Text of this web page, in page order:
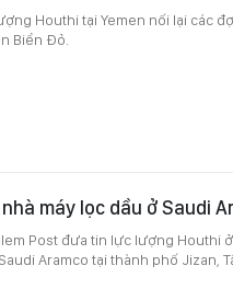
Houthi tại Yemen nối lại các
Biển Đỏ.
máy lọc dầu ở Saudi
Post đưa tin lực lượng Houthi
Aramco tại thành phố Jizan,